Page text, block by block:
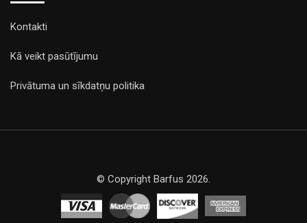
Kontakti
Kā veikt pasūtījumu
Privātuma un sīkdatņu politika
© Copyright Barfus 2026.